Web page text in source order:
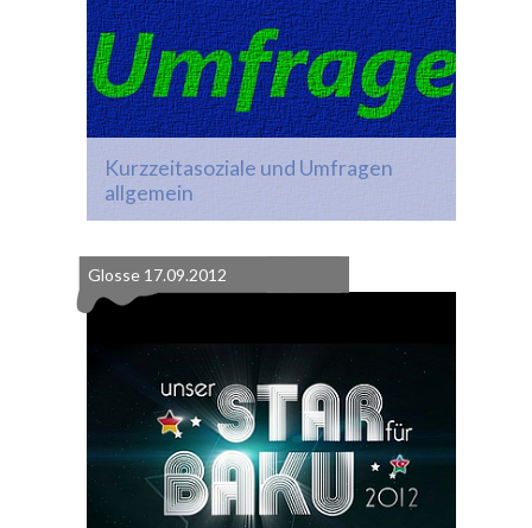
Kurzzeitasoziale und Umfragen
allgemein
Glosse 17.09.2012